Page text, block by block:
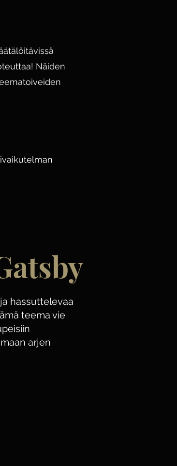
Näiden
hassuttelevaa
teema vie
arjen